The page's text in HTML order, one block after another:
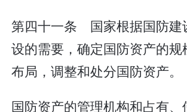
第四十一条 国家根据国防建
设的需要，确定国防资产的规
布局，调整和处分国防资产。
国防资产的管理机构和占有、